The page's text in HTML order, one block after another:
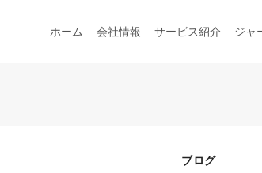
ホーム 会社情報 サービス紹介 ジャ
ブログ